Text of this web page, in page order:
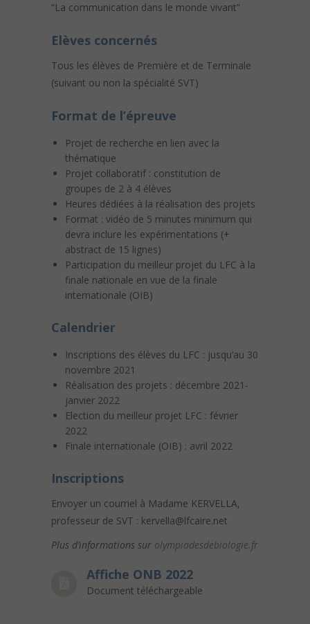
“La communication dans le monde vivant”
Elèves concernés
Tous les élèves de Première et de Terminale
(suivant ou non la spécialité SVT)
Format de l’épreuve
Projet de recherche en lien avec la
thématique
Projet collaboratif : constitution de
groupes de 2 à 4 élèves
Heures dédiées à la réalisation des projets
Format : vidéo de 5 minutes minimum qui
devra inclure les expérimentations (+
abstract de 15 lignes)
Participation du meilleur projet du LFC à la
finale nationale en vue de la finale
internationale (OIB)
Calendrier
Inscriptions des élèves du LFC : jusqu’au 30
novembre 2021
Réalisation des projets : décembre 2021-
janvier 2022
Election du meilleur projet LFC : février
2022
Finale internationale (OIB) : avril 2022
Inscriptions
Envoyer un courriel à Madame KERVELLA,
professeur de SVT : kervella@lfcaire.net
Plus d’informations sur olympiadesdebiologie.fr
Affiche ONB 2022
Document téléchargeable